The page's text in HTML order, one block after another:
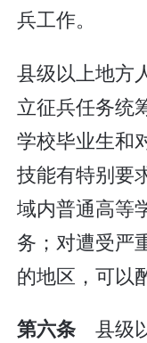
兵工作。
县级以上地方
立征兵任务统
学校毕业生和
技能有特别要
域内普通高等
务；对遭受严
的地区，可以
第六条 县级